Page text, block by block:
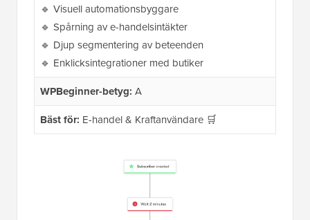
🔹 Visuell automationsbyggare
🔹 Spårning av e-handelsintäkter
🔹 Djup segmentering av beteenden
🔹 Enklicksintegrationer med butiker
WPBeginner-betyg: A
Bäst för: E-handel & Kraftanvändare 🛒